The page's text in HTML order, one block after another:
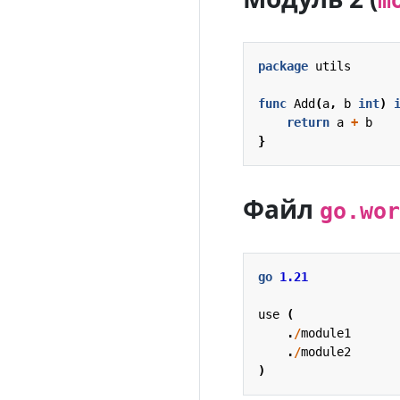
package utils
func Add (a, b int)
return a +
b
}
Файл
go 1.21
use
(
./module1
./module2
)